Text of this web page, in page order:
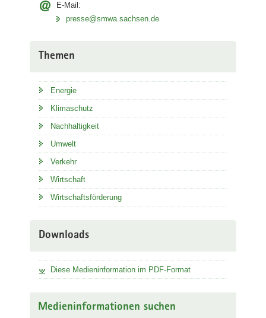
E-Mail:
presse@smwa.sachsen.de
Themen
Energie
Klimaschutz
Nachhaltigkeit
Umwelt
Verkehr
Wirtschaft
Wirtschaftsförderung
Downloads
Diese Medieninformation im PDF-Format
Medieninformationen suchen